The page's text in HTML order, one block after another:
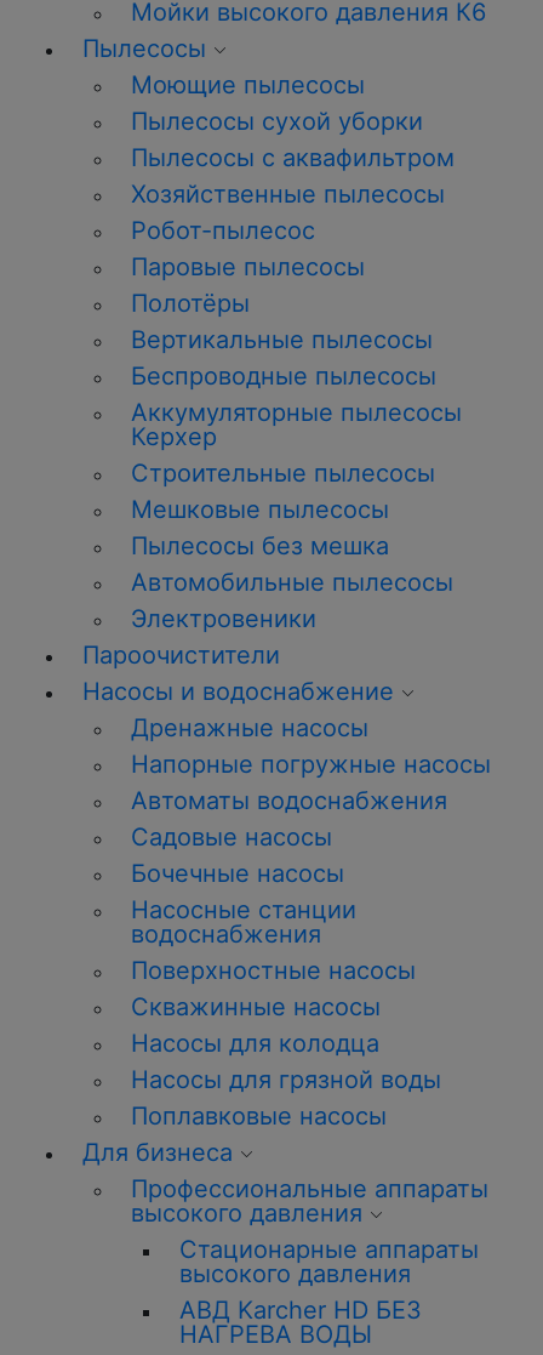
Мойки высокого давления К6
Пылесосы
Моющие пылесосы
Пылесосы сухой уборки
Пылесосы с аквафильтром
Хозяйственные пылесосы
Робот-пылесос
Паровые пылесосы
Полотёры
Вертикальные пылесосы
Беспроводные пылесосы
Аккумуляторные пылесосы
Керхер
Строительные пылесосы
Мешковые пылесосы
Пылесосы без мешка
Автомобильные пылесосы
Электровеники
Пароочистители
Насосы и водоснабжение
Дренажные насосы
Напорные погружные насосы
Автоматы водоснабжения
Садовые насосы
Бочечные насосы
Насосные станции
водоснабжения
Поверхностные насосы
Скважинные насосы
Насосы для колодца
Насосы для грязной воды
Поплавковые насосы
Для бизнеса
Профессиональные аппараты
высокого давления
Стационарные аппараты
высокого давления
АВД Karcher HD БЕЗ
НАГРЕВА ВОДЫ